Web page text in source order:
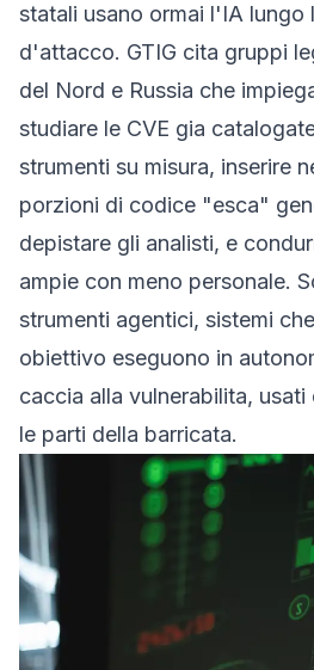
statali usano ormai l'IA lungo
d'attacco. GTIG cita gruppi
del Nord e Russia che
studiare le CVE gia
strumenti su misura, inserire
porzioni di codice "esca"
depistare gli analisti, e
ampie con meno personale.
strumenti agentici, sistemi
obiettivo eseguono in
caccia alla vulnerabilita,
le parti della barricata.